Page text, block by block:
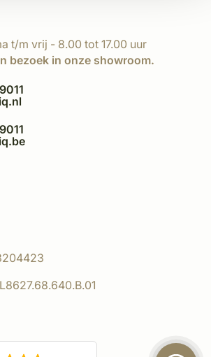
t/m vrij - 8.00 tot 17.00 uur
bezoek in onze showroom.